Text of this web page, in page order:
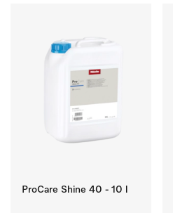
ProCare Shine 40 - 10 l